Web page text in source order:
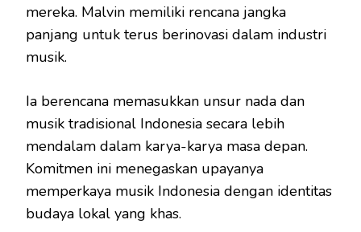
mereka. Malvin memiliki rencana jangka
panjang untuk terus berinovasi dalam industri
musik.
Ia berencana memasukkan unsur nada dan
musik tradisional Indonesia secara lebih
mendalam dalam karya-karya masa depan.
Komitmen ini menegaskan upayanya
memperkaya musik Indonesia dengan identitas
budaya lokal yang khas.